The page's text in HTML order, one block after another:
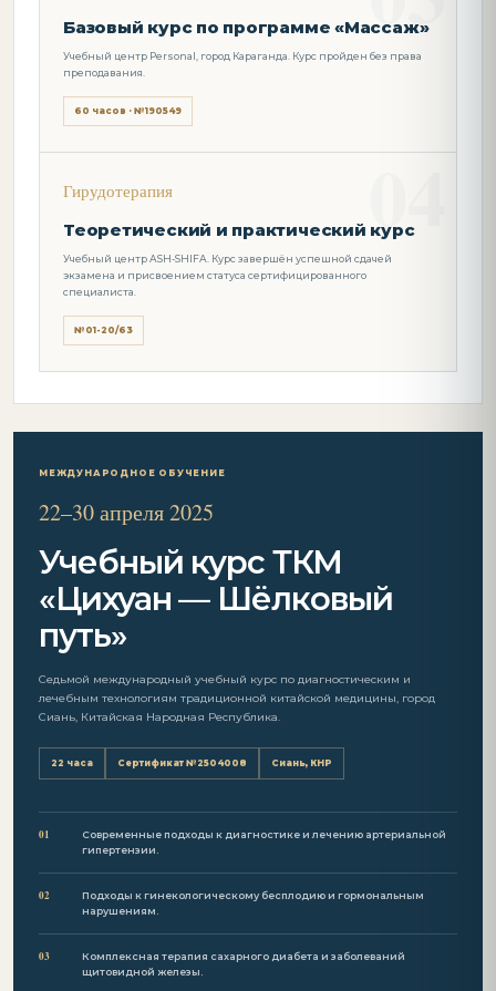
Базовый курс по программе «Массаж»
Учебный центр Personal, город Караганда. Курс пройден без права
преподавания.
60 часов · №190549
Гирудотерапия
Теоретический и практический курс
Учебный центр ASH-SHIFA. Курс завершён успешной сдачей
экзамена и присвоением статуса сертифицированного
специалиста.
№01-20/63
МЕЖДУНАРОДНОЕ ОБУЧЕНИЕ
22–30 апреля 2025
Учебный курс ТКМ
«Цихуан — Шёлковый
путь»
Седьмой международный учебный курс по диагностическим и
лечебным технологиям традиционной китайской медицины, город
Сиань, Китайская Народная Республика.
22 часа Сертификат №2504008 Сиань, КНР
01
Современные подходы к диагностике и лечению артериальной
гипертензии.
02
Подходы к гинекологическому бесплодию и гормональным
нарушениям.
03
Комплексная терапия сахарного диабета и заболеваний
щитовидной железы.